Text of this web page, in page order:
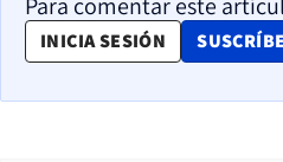
INICIA SESIÓN OPENS IN